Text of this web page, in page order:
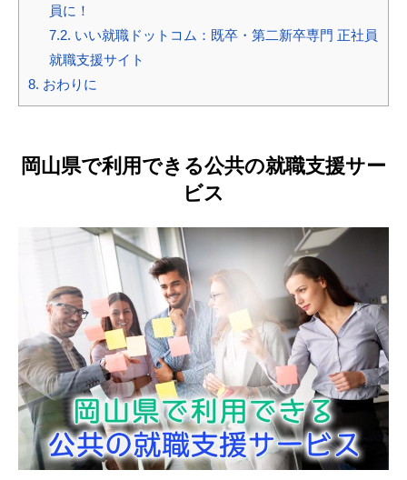
員に！
7.2. いい就職ドットコム：既卒・第二新卒専門 正社員
就職支援サイト
8. おわりに
岡山県で利用できる公共の就職支援サー
ビス